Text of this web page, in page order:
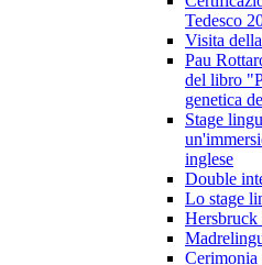
Tedesco
Visita
Pau
del libro
genetica
Stage
inglese
Double
Lo stage
Hersbruck
Cerimonia